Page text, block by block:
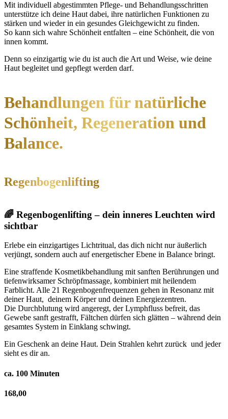
Mit individuell abgestimmten Pflege- und Behandlungsschritten
unterstütze ich deine Haut dabei, ihre natürlichen Funktionen zu
stärken und wieder in ein gesundes Gleichgewicht zu finden.
So kann sich wahre Schönheit entfalten – eine Schönheit, die von
innen kommt.
Denn so einzigartig wie du ist auch die Art und Weise, wie deine
Haut begleitet und gepflegt werden darf.
Behandlungen für natürliche
Schönheit, Regeneration und
Balance.
Regenbogenlifting
🌈 Regenbogenlifting – dein inneres Leuchten wird
sichtbar
Erlebe ein einzigartiges Lichtritual, das dich nicht nur äußerlich
verjüngt, sondern auch auf energetischer Ebene in Balance bringt.
Eine straffende Kosmetikbehandlung mit sanften Berührungen und
tiefenwirksamer Schröpfmassage, kombiniert mit heilendem
Farblicht. Alle 21 Regenbogenfrequenzen gehen in Resonanz mit
deiner Haut, deinem Körper und deinen Energiezentren.
Die Durchblutung wird angeregt, der Lymphfluss befreit, das
Gewebe sanft gestrafft, Fältchen dürfen sich glätten – während dein
gesamtes System in Einklang schwingt.
Ein Geschenk an deine Haut. Dein Strahlen kehrt zurück und jeder
sieht es dir an.
ca. 100 Minuten
168,00